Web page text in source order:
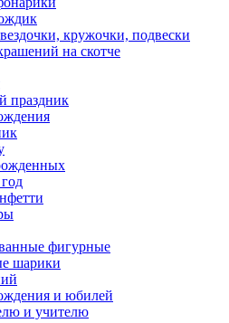
кружочки, подвески
на скотче
праздник
фигурные
шарики
и юбилей
и учителю